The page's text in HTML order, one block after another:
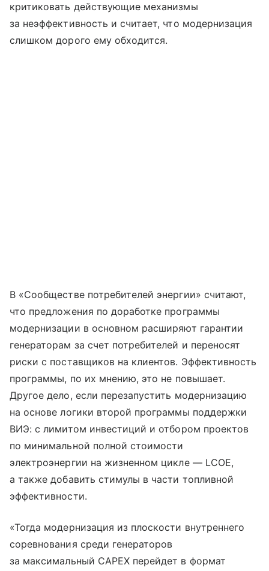
критиковать действующие механизмы
за неэффективность и считает, что модернизация
слишком дорого ему обходится.
В «Сообществе потребителей энергии» считают,
что предложения по доработке программы
модернизации в основном расширяют гарантии
генераторам за счет потребителей и переносят
риски с поставщиков на клиентов. Эффективность
программы, по их мнению, это не повышает.
Другое дело, если перезапустить модернизацию
на основе логики второй программы поддержки
ВИЭ: с лимитом инвестиций и отбором проектов
по минимальной полной стоимости
электроэнергии на жизненном цикле — LCOE,
а также добавить стимулы в части топливной
эффективности.
«Тогда модернизация из плоскости внутреннего
соревнования среди генераторов
за максимальный CAPEX перейдет в формат